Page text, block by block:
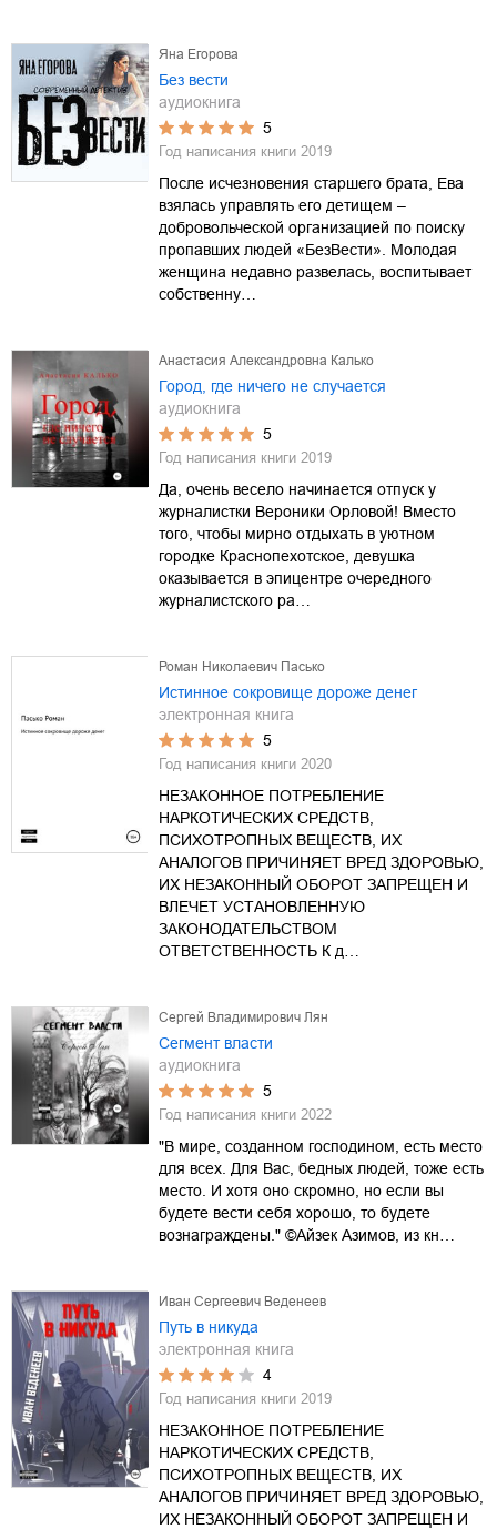
Яна Егорова
Без вести
аудиокнига
5
Год написания книги 2019
После исчезновения старшего брата, Ева
взялась управлять его детищем –
добровольческой организацией по поиску
пропавших людей «БезВести». Молодая
женщина недавно развелась, воспитывает
собственну…
Анастасия Александровна Калько
Город, где ничего не случается
аудиокнига
5
Год написания книги 2019
Да, очень весело начинается отпуск у
журналистки Вероники Орловой! Вместо
того, чтобы мирно отдыхать в уютном
городке Краснопехотское, девушка
оказывается в эпицентре очередного
журналистского ра…
Роман Николаевич Пасько
Истинное сокровище дороже денег
электронная книга
5
Год написания книги 2020
НЕЗАКОННОЕ ПОТРЕБЛЕНИЕ
НАРКОТИЧЕСКИХ СРЕДСТВ,
ПСИХОТРОПНЫХ ВЕЩЕСТВ, ИХ
АНАЛОГОВ ПРИЧИНЯЕТ ВРЕД ЗДОРОВЬЮ,
ИХ НЕЗАКОННЫЙ ОБОРОТ ЗАПРЕЩЕН И
ВЛЕЧЕТ УСТАНОВЛЕННУЮ
ЗАКОНОДАТЕЛЬСТВОМ
ОТВЕТСТВЕННОСТЬ К д…
Сергей Владимирович Лян
Сегмент власти
аудиокнига
5
Год написания книги 2022
"В мире, созданном господином, есть место
для всех. Для Вас, бедных людей, тоже есть
место. И хотя оно скромно, но если вы
будете вести себя хорошо, то будете
вознаграждены." ©Айзек Азимов, из кн…
Иван Сергеевич Веденеев
Путь в никуда
электронная книга
4
Год написания книги 2019
НЕЗАКОННОЕ ПОТРЕБЛЕНИЕ
НАРКОТИЧЕСКИХ СРЕДСТВ,
ПСИХОТРОПНЫХ ВЕЩЕСТВ, ИХ
АНАЛОГОВ ПРИЧИНЯЕТ ВРЕД ЗДОРОВЬЮ,
ИХ НЕЗАКОННЫЙ ОБОРОТ ЗАПРЕЩЕН И